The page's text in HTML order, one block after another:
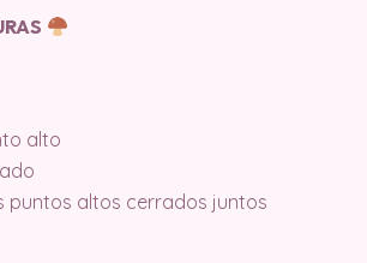
alto
puntos altos cerrados juntos